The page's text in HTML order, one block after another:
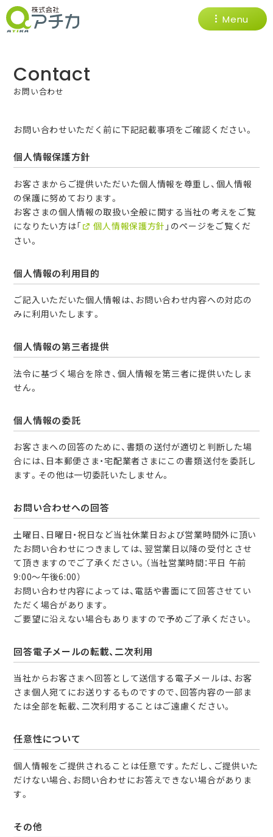
Menu
Contact
お問い合わせ
お問い合わせいただく前に下記記載事項をご確認ください。
個人情報保護方針
お客さまからご提供いただいた個人情報を尊重し、個人情報
の保護に努めております。
お客さまの個人情報の取扱い全般に関する当社の考えをご覧
になりたい方は「
個人情報保護方針 」のページをご覧くだ
さい。
個人情報の利用目的
ご記入いただいた個人情報は、お問い合わせ内容への対応の
みに利用いたします。
個人情報の第三者提供
法令に基づく場合を除き、個人情報を第三者に提供いたしま
せん。
個人情報の委託
お客さまへの回答のために、書類の送付が適切と判断した場
合には、日本郵便さま・宅配業者さまにこの書類送付を委託し
ます。その他は一切委託いたしません。
お問い合わせへの回答
土曜日、日曜日・祝日など当社休業日および営業時間外に頂い
たお問い合わせにつきましては、翌営業日以降の受付とさせ
て頂きますのでご了承ください。（当社営業時間：平日 午前
9:00～午後6:00）
お問い合わせ内容によっては、電話や書面にて回答させてい
ただく場合があります。
ご要望に沿えない場合もありますので予めご了承ください。
回答電子メールの転載、二次利用
当社からお客さまへ回答として送信する電子メールは、お客
さま個人宛てにお送りするものですので、回答内容の一部ま
たは全部を転載、二次利用することはご遠慮ください。
任意性について
個人情報をご提供されることは任意です。ただし、ご提供いた
だけない場合、お問い合わせにお答えできない場合がありま
す。
その他